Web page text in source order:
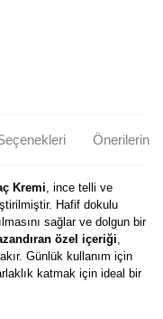
Önerileriniz
Kremi, ince telli ve
Hafif dokulu
sağlar ve dolgun bir
özel içeriği,
Günlük kullanım için
katmak için ideal bir